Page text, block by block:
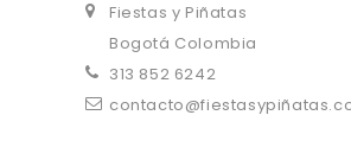
Fiestas y Piñatas
Bogotá Colombia
313 852 6242